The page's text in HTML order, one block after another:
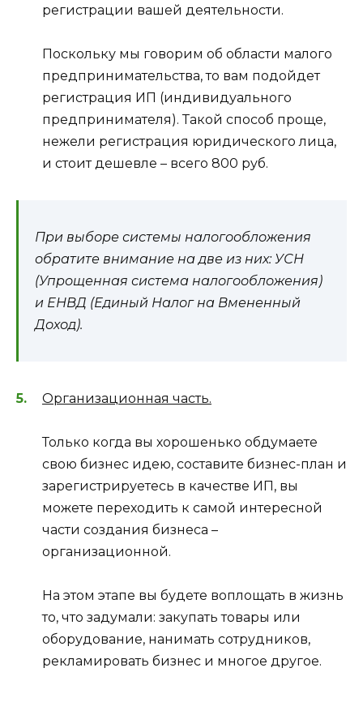
регистрации вашей деятельности.
Поскольку мы говорим об области малого
предпринимательства, то вам подойдет
регистрация ИП (индивидуального
предпринимателя). Такой способ проще,
нежели регистрация юридического лица,
и стоит дешевле – всего 800 руб.
При выборе системы налогообложения
обратите внимание на две из них: УСН
(Упрощенная система налогообложения)
и ЕНВД (Единый Налог на Вмененный
Доход).
Организационная часть.
Только когда вы хорошенько обдумаете
свою бизнес идею, составите бизнес-план и
зарегистрируетесь в качестве ИП, вы
можете переходить к самой интересной
части создания бизнеса –
организационной.
На этом этапе вы будете воплощать в жизнь
то, что задумали: закупать товары или
оборудование, нанимать сотрудников,
рекламировать бизнес и многое другое.